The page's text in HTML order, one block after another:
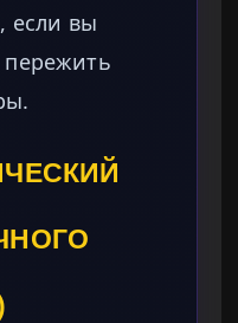
если вы
пережить